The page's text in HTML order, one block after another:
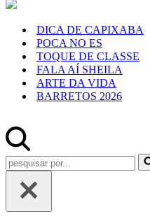
DICA DE CAPIXABA
POCA NO ES
TOQUE DE CLASSE
FALA AÍ SHEILA
ARTE DA VIDA
BARRETOS 2026
Pesquisar
por...